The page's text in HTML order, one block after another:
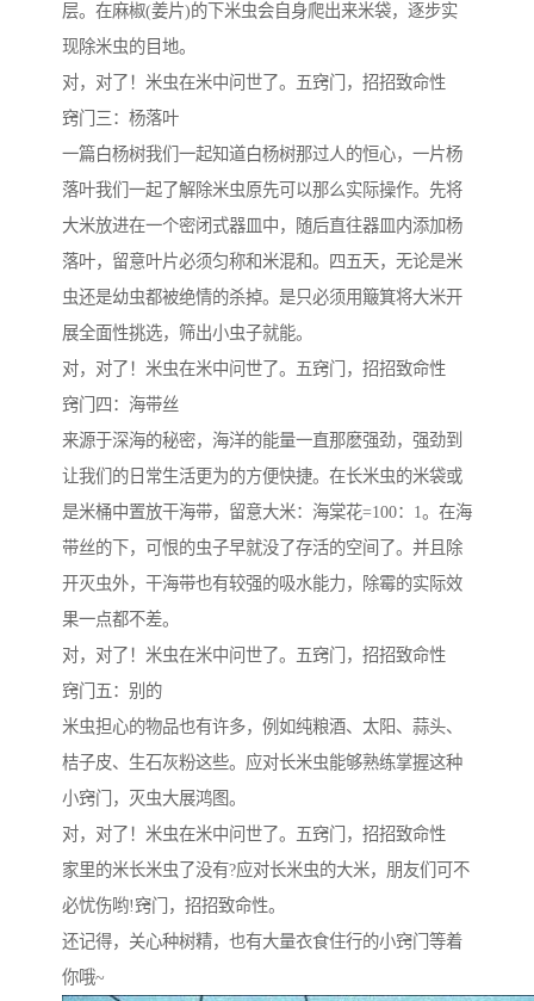
层。在麻椒(姜片)的下米虫会自身爬出来米袋，逐步实
现除米虫的目地。
对，对了！米虫在米中问世了。五窍门，招招致命性
窍门三：杨落叶
一篇白杨树我们一起知道白杨树那过人的恒心，一片杨
落叶我们一起了解除米虫原先可以那么实际操作。先将
大米放进在一个密闭式器皿中，随后直往器皿内添加杨
落叶，留意叶片必须匀称和米混和。四五天，无论是米
虫还是幼虫都被绝情的杀掉。是只必须用簸箕将大米开
展全面性挑选，筛出小虫子就能。
对，对了！米虫在米中问世了。五窍门，招招致命性
窍门四：海带丝
来源于深海的秘密，海洋的能量一直那麽强劲，强劲到
让我们的日常生活更为的方便快捷。在长米虫的米袋或
是米桶中置放干海带，留意大米：海棠花=100：1。在海
带丝的下，可恨的虫子早就没了存活的空间了。并且除
开灭虫外，干海带也有较强的吸水能力，除霉的实际效
果一点都不差。
对，对了！米虫在米中问世了。五窍门，招招致命性
窍门五：别的
米虫担心的物品也有许多，例如纯粮酒、太阳、蒜头、
桔子皮、生石灰粉这些。应对长米虫能够熟练掌握这种
小窍门，灭虫大展鸿图。
对，对了！米虫在米中问世了。五窍门，招招致命性
家里的米长米虫了没有?应对长米虫的大米，朋友们可不
必忧伤哟!窍门，招招致命性。
还记得，关心种树精，也有大量衣食住行的小窍门等着
你哦~